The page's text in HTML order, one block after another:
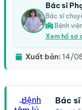
Bác sĩ
Bác sĩ
Bệnh
Xem hồ sơ
Xuất bản: 14/
Bác